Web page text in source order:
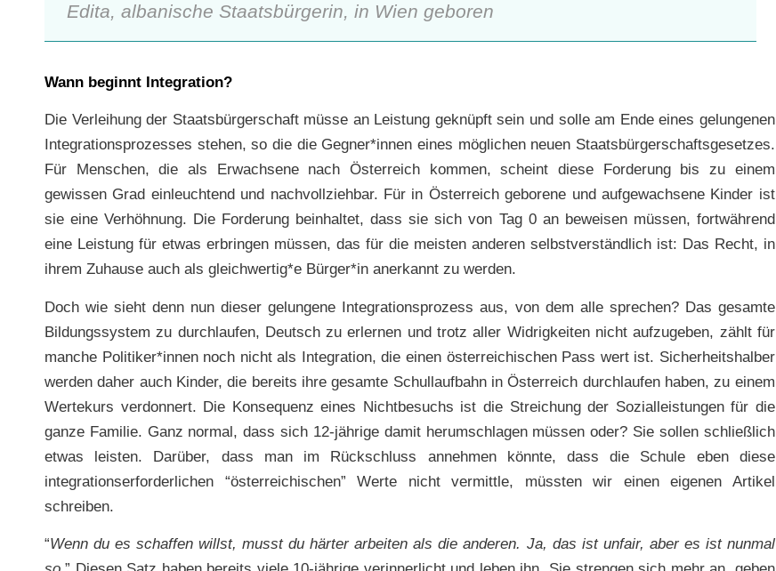
Edita, albanische Staatsbürgerin, in Wien geboren
Wann beginnt Integration?
Die Verleihung der Staatsbürgerschaft müsse an Leistung geknüpft sein und solle am Ende eines gelungenen
Integrationsprozesses stehen, so die die Gegner*innen eines möglichen neuen Staatsbürgerschaftsgesetzes.
Für Menschen, die als Erwachsene nach Österreich kommen, scheint diese Forderung bis zu einem
gewissen Grad einleuchtend und nachvollziehbar. Für in Österreich geborene und aufgewachsene Kinder ist
sie eine Verhöhnung. Die Forderung beinhaltet, dass sie sich von Tag 0 an beweisen müssen, fortwährend
eine Leistung für etwas erbringen müssen, das für die meisten anderen selbstverständlich ist: Das Recht, in
ihrem Zuhause auch als gleichwertig*e Bürger*in anerkannt zu werden.
Doch wie sieht denn nun dieser gelungene Integrationsprozess aus, von dem alle sprechen? Das gesamte
Bildungssystem zu durchlaufen, Deutsch zu erlernen und trotz aller Widrigkeiten nicht aufzugeben, zählt für
manche Politiker*innen noch nicht als Integration, die einen österreichischen Pass wert ist. Sicherheitshalber
werden daher auch Kinder, die bereits ihre gesamte Schullaufbahn in Österreich durchlaufen haben, zu einem
Wertekurs verdonnert. Die Konsequenz eines Nichtbesuchs ist die Streichung der Sozialleistungen für die
ganze Familie. Ganz normal, dass sich 12-jährige damit herumschlagen müssen oder? Sie sollen schließlich
etwas leisten. Darüber, dass man im Rückschluss annehmen könnte, dass die Schule eben diese
integrationserforderlichen “österreichischen” Werte nicht vermittle, müssten wir einen eigenen Artikel
schreiben.
“Wenn du es schaffen willst, musst du härter arbeiten als die anderen. Ja, das ist unfair, aber es ist nunmal